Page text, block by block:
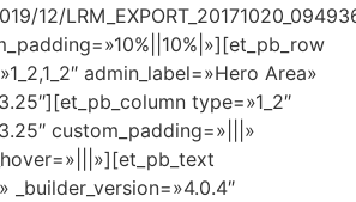
12/
admin_label=»Hero Area»
type=»1_2″
custom_padding=»|||»
_builder_version=»4.0.4″